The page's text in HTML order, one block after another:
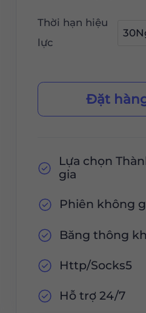
Thời hạn hiệu
lực
Đặt
Lựa chọn
gia
Phiên không
Băng thông
Http/Socks5
Hỗ trợ 24/7